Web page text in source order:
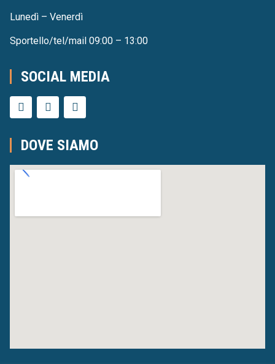
Lunedì – Venerdì
Sportello/tel/mail 09:00 – 13:00
SOCIAL MEDIA
DOVE SIAMO